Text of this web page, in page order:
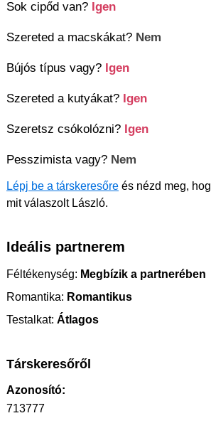
Sok cipőd van? Igen
Szereted a macskákat? Nem
Bújós típus vagy? Igen
Szereted a kutyákat? Igen
Szeretsz csókolózni? Igen
Pesszimista vagy? Nem
Lépj be a társkeresőre és nézd meg,
mit válaszolt László.
Ideális partnerem
Féltékenység: Megbízik a partnerében
Romantika: Romantikus
Testalkat: Átlagos
Társkeresőről
Azonosító:
713777